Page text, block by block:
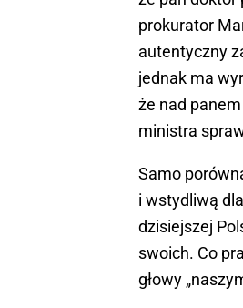
prokurator
autentyczny
jednak ma
że nad
ministra
Samo
i wstydliwą
dzisiejszej
swoich. Co
głowy